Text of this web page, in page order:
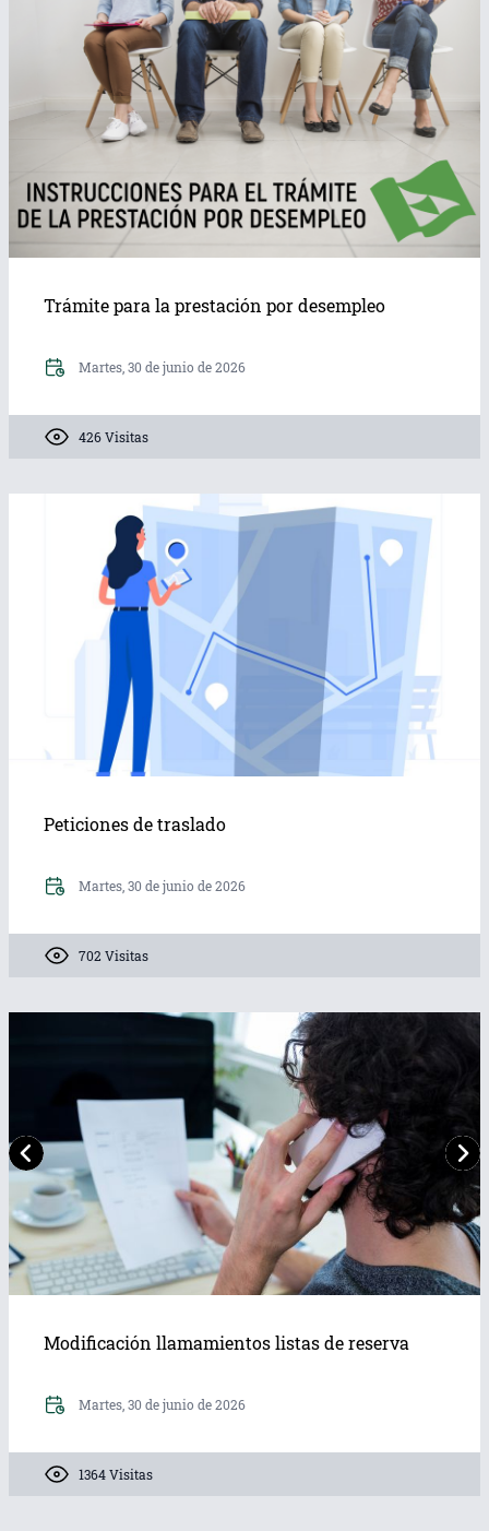
Trámite para la prestación por desempleo
Martes, 30 de junio de 2026
426 Visitas
Peticiones de traslado
Martes, 30 de junio de 2026
702 Visitas
Modificación llamamientos listas de reserva
Martes, 30 de junio de 2026
1364 Visitas
Denuncia del abandono de
los Comedores Escolares
por parte de la Consejería
de Educación
Martes, 24 de abril de 2018
3382 Visitas
Denuncia
falta de
2023
2279